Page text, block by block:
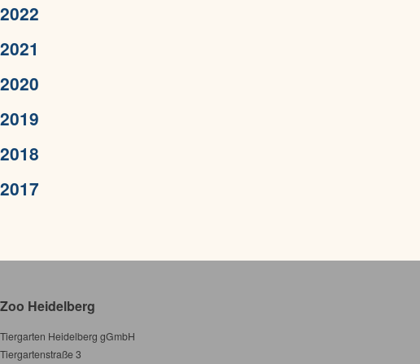
2022
2021
2020
2019
2018
2017
Zoo Heidelberg
Tiergarten Heidelberg gGmbH
Tiergartenstraße 3